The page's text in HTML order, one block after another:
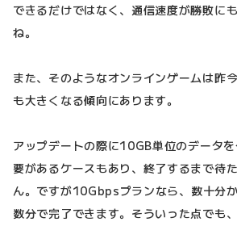
できるだけではなく、通信速度が勝敗に
ね。
また、そのようなオンラインゲームは昨
も大きくなる傾向にあります。
アップデートの際に10GB単位のデータ
要があるケースもあり、終了するまで待
ん。ですが10Gbpsプランなら、数十分
数分で完了できます。そういった点でも